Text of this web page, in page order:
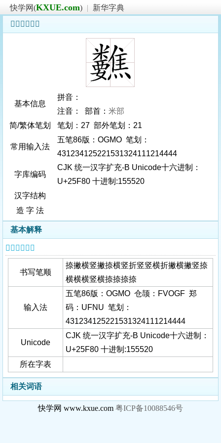
快学网(KXUE.com) |
新华字典
𥾀字基本信息
基本信息
拼音：
注音： 部首： 米部
简/繁体笔划
笔划：27 部外笔划：21
常用输入法
五笔86版：OGMO 笔划：
431234125221531324111214444
字库编码
CJK 统一汉字扩充-B Unicode十六进制：
U+25F80 十进制:155520
汉字结构
造 字 法
基本解释
𥾀字基本信息
书写笔顺
捺撇横竖撇捺横竖折竖竖横折撇横撇竖捺
横横横竖横捺捺捺捺
输入法
五笔86版：OGMO 仓颉：FVOGF 郑
码：UFNU 笔划：
431234125221531324111214444
Unicode
CJK 统一汉字扩充-B Unicode十六进制：
U+25F80 十进制:155520
所在字表
相关词语
快学网 www.kxue.com 粤ICP备10088546号